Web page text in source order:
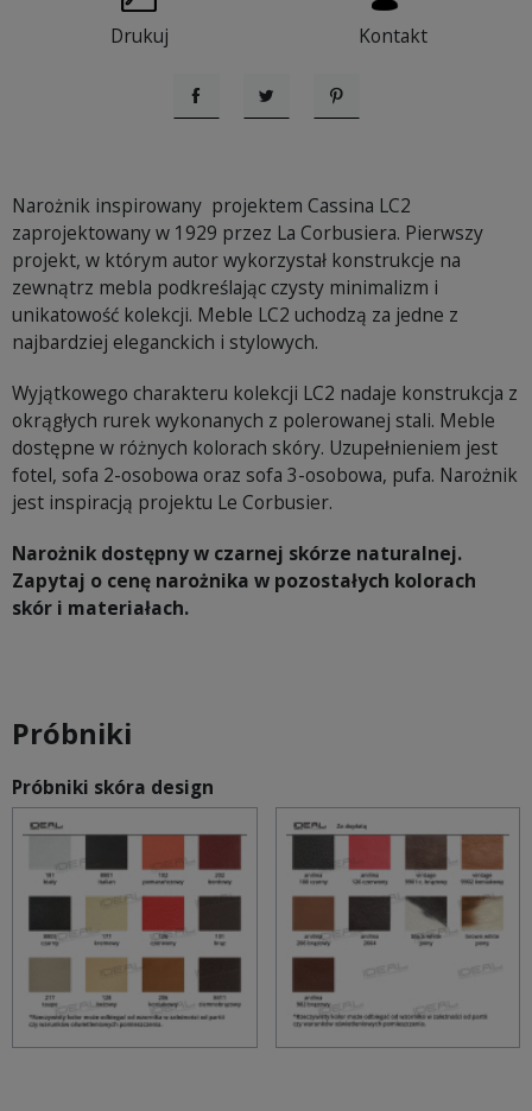
Drukuj Kontakt
UdostępnijTweetujPinterest
Narożnik inspirowany projektem Cassina LC2
zaprojektowany w 1929 przez La Corbusiera. Pierwszy
projekt, w którym autor wykorzystał konstrukcje na
zewnątrz mebla podkreślając czysty minimalizm i
unikatowość kolekcji. Meble LC2 uchodzą za jedne z
najbardziej eleganckich i stylowych.
Wyjątkowego charakteru kolekcji LC2 nadaje konstrukcja z
okrągłych rurek wykonanych z polerowanej stali. Meble
dostępne w różnych kolorach skóry. Uzupełnieniem jest
fotel, sofa 2-osobowa oraz sofa 3-osobowa, pufa. Narożnik
jest inspiracją projektu Le Corbusier.
Narożnik dostępny w czarnej skórze naturalnej.
Zapytaj o cenę narożnika w pozostałych kolorach
skór i materiałach.
Próbniki
Próbniki skóra design